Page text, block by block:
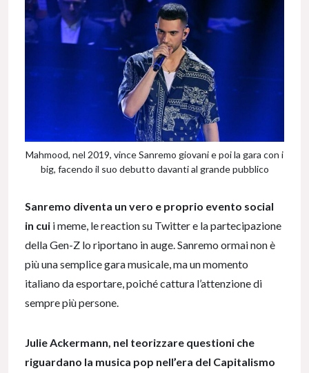
Mahmood, nel 2019, vince Sanremo giovani e poi la gara con i
big, facendo il suo debutto davanti al grande pubblico
Sanremo diventa un vero e proprio evento social
in cui i meme, le reaction su Twitter e la partecipazione
della Gen-Z lo riportano in auge. Sanremo ormai non è
più una semplice gara musicale, ma un momento
italiano da esportare, poiché cattura l’attenzione di
sempre più persone.
Julie Ackermann, nel teorizzare questioni che
riguardano la musica pop nell’era del Capitalismo